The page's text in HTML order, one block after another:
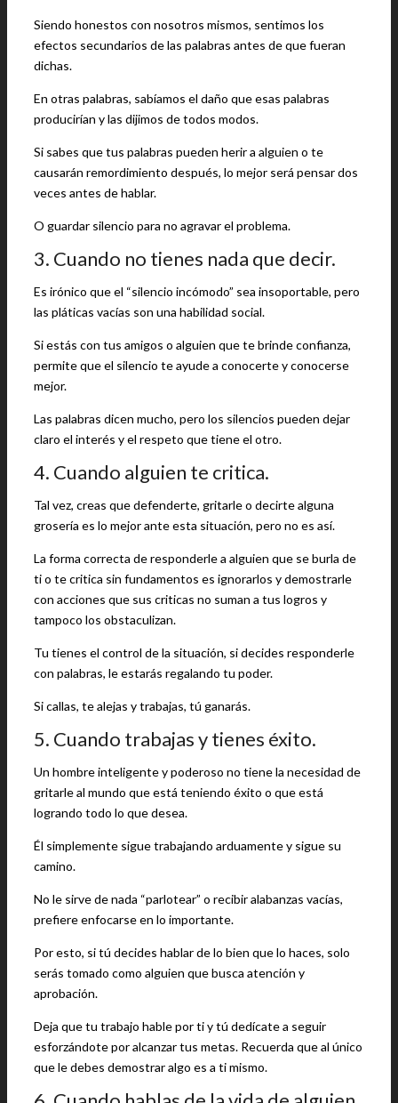
Siendo honestos con nosotros mismos, sentimos los
efectos secundarios de las palabras antes de que fueran
dichas.
En otras palabras, sabíamos el daño que esas palabras
producirían y las dijimos de todos modos.
Si sabes que tus palabras pueden herir a alguien o te
causarán remordimiento después, lo mejor será pensar dos
veces antes de hablar.
O guardar silencio para no agravar el problema.
3. Cuando no tienes nada que decir.
Es irónico que el “silencio incómodo” sea insoportable, pero
las pláticas vacías son una habilidad social.
Si estás con tus amigos o alguien que te brinde confianza,
permite que el silencio te ayude a conocerte y conocerse
mejor.
Las palabras dicen mucho, pero los silencios pueden dejar
claro el interés y el respeto que tiene el otro.
4. Cuando alguien te critica.
Tal vez, creas que defenderte, gritarle o decirte alguna
grosería es lo mejor ante esta situación, pero no es así.
La forma correcta de responderle a alguien que se burla de
ti o te critica sin fundamentos es ignorarlos y demostrarle
con acciones que sus criticas no suman a tus logros y
tampoco los obstaculizan.
Tu tienes el control de la situación, si decides responderle
con palabras, le estarás regalando tu poder.
Si callas, te alejas y trabajas, tú ganarás.
5. Cuando trabajas y tienes éxito.
Un hombre inteligente y poderoso no tiene la necesidad de
gritarle al mundo que está teniendo éxito o que está
logrando todo lo que desea.
Él simplemente sigue trabajando arduamente y sigue su
camino.
No le sirve de nada “parlotear” o recibir alabanzas vacías,
prefiere enfocarse en lo importante.
Por esto, si tú decides hablar de lo bien que lo haces, solo
serás tomado como alguien que busca atención y
aprobación.
Deja que tu trabajo hable por ti y tú dedícate a seguir
esforzándote por alcanzar tus metas. Recuerda que al único
que le debes demostrar algo es a ti mismo.